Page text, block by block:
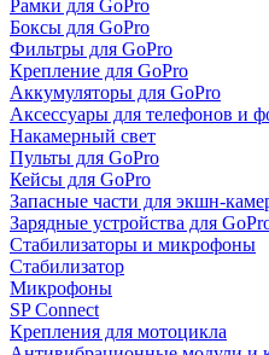
Рамки для GoPro
Боксы для GoPro
Фильтры для GoPro
Крепление для GoPro
Аккумуляторы для GoPro
Аксессуары для телефонов и
Накамерный свет
Пульты для GoPro
Кейсы для GoPro
Запасные части для экшн-
Зарядные устройства для
Стабилизаторы и микрофоны
Стабилизатор
Микрофоны
SP Connect
Крепления для мотоцикла